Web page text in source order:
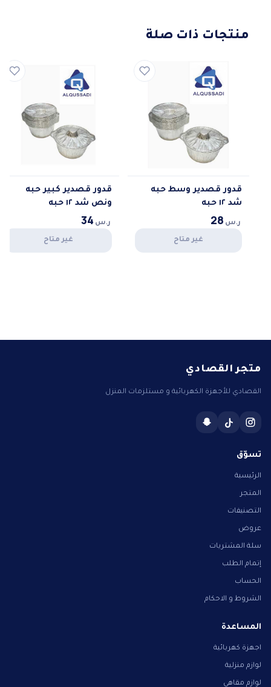
منتجات ذات صلة
قدور قصدير وسط حبه
شد ١٢ حبه
ر.س 28
غير متاح
قدور قصدير كبير حبه
ونص شد ١٢ حبه
ر.س 34
غير متاح
متجر القصادي
القصادي للأجهزة الكهربائية و مستلزمات المنزل
تسوّق
الرئيسية
المتجر
التصنيفات
عروض
سلة المشتريات
إتمام الطلب
الحساب
الشروط و الاحكام
المساعدة
اجهزة كهربائية
لوازم منزلية
لوازم مقاهي